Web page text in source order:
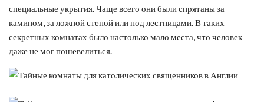
специальные укрытия. Чаще всего они были спрятаны за
камином, за ложной стеной или под лестницами. В таких
секретных комнатах было настолько мало места, что человек
даже не мог пошевелиться.